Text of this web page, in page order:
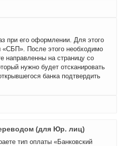
при его оформлении. Для этого
«СБП». После этого необходимо
направленны на страницу со
нужно будет отсканировать
банка подтвердить
(для Юр. лиц)
тип оплаты «Банковский